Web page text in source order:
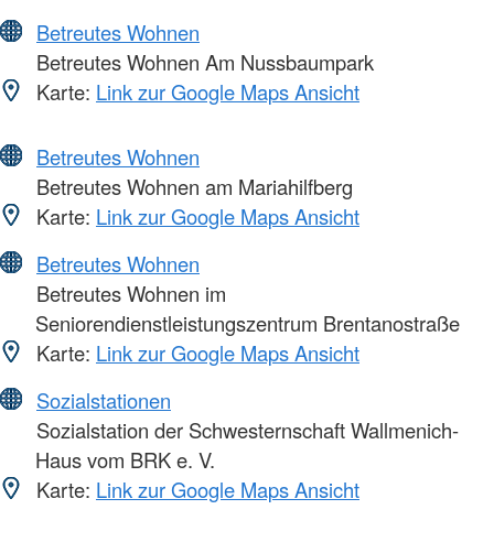
Betreutes Wohnen
Betreutes Wohnen Am Nussbaumpark
Karte: Link zur Google Maps Ansicht
Betreutes Wohnen
Betreutes Wohnen am Mariahilfberg
Karte: Link zur Google Maps Ansicht
Betreutes Wohnen
Betreutes Wohnen im
Seniorendienstleistungszentrum Brentanostraße
Karte: Link zur Google Maps Ansicht
Sozialstationen
Sozialstation der Schwesternschaft Wallmenich-
Haus vom BRK e. V.
Karte: Link zur Google Maps Ansicht